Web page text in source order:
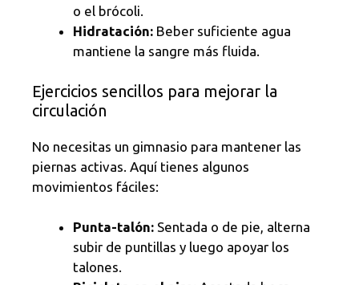
o el brócoli.
Hidratación: Beber suficiente agua
mantiene la sangre más fluida.
Ejercicios sencillos para mejorar la
circulación
No necesitas un gimnasio para mantener las
piernas activas. Aquí tienes algunos
movimientos fáciles:
Punta-talón: Sentada o de pie, alterna
subir de puntillas y luego apoyar los
talones.